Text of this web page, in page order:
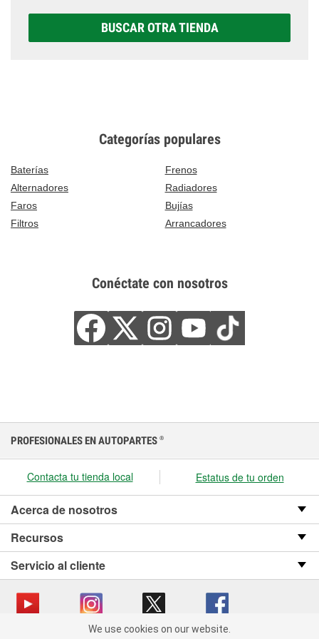
BUSCAR OTRA TIENDA
Categorías populares
Baterías
Frenos
Alternadores
Radiadores
Faros
Bujías
Filtros
Arrancadores
Conéctate con nosotros
We use cookies on our website. By clicking "Accept", you consent
PROFESIONALES EN AUTOPARTES ®
Contacta tu tienda local Estatus de tu orden
Acerca de nosotros
Recursos
Servicio al cliente
We use cookies on our website.